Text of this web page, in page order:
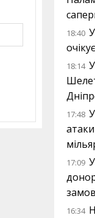
18:40
18:14
17:48
17:09
16:34